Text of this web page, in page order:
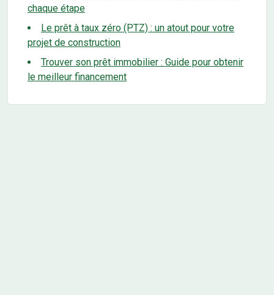
chaque étape
Le prêt à taux zéro (PTZ) : un atout pour votre
projet de construction
Trouver son prêt immobilier : Guide pour obtenir
le meilleur financement